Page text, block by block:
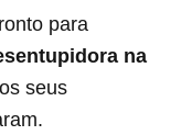
para
na
seus